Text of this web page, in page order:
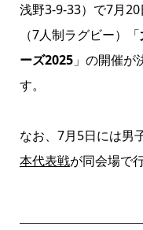
浅野3-9-33）で7月
（7人制ラグビー）「
ーズ2025」の開催が
す。
なお、7月5日には男
本代表戦が同会場で